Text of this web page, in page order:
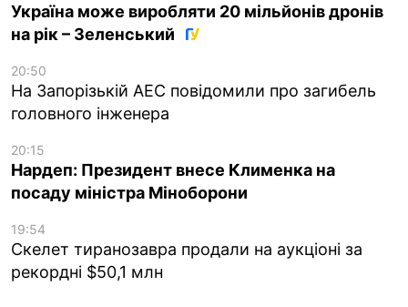
Україна може виробляти 20 мільйонів дронів
на рік – Зеленський
20:50
На Запорізькій АЕС повідомили про загибель
головного інженера
20:15
Нардеп: Президент внесе Клименка на
посаду міністра Міноборони
19:54
Скелет тиранозавра продали на аукціоні за
рекордні $50,1 млн